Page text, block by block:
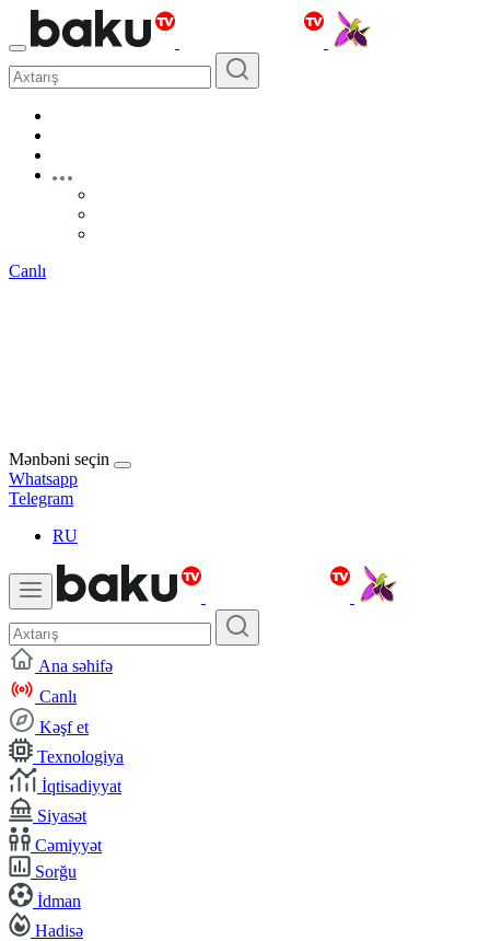
Canlı
Mənbəni seçin
Whatsapp
Telegram
RU
Ana səhifə
Canlı
Kəşf et
Texnologiya
İqtisadiyyat
Siyasət
Cəmiyyət
Sorğu
İdman
Hadisə